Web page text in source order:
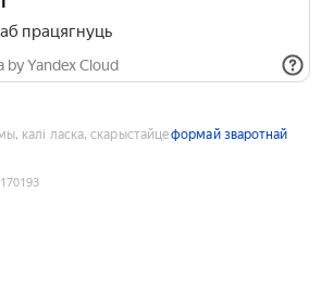
працягнуць
by Yandex Cloud
калі ласка, скарыстайцеформай зваротнай